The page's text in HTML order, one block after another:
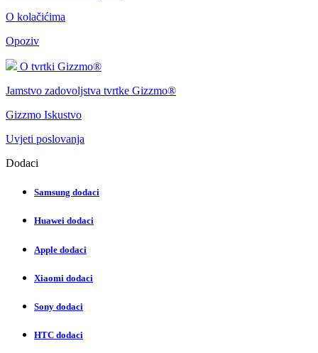
O kolačićima
Opoziv
O tvrtki Gizzmo®
Jamstvo zadovoljstva tvrtke Gizzmo®
Gizzmo Iskustvo
Uvjeti poslovanja
Dodaci
Samsung dodaci
Huawei dodaci
Apple dodaci
Xiaomi dodaci
Sony dodaci
HTC dodaci